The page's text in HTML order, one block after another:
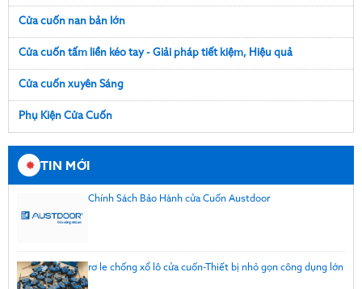
Cửa cuốn nan bản lớn
Cửa cuốn tấm liền kéo tay - Giải pháp tiết kiệm, Hiệu quả
Cửa cuốn xuyên Sáng
Phụ Kiện Cửa Cuốn
TIN MỚI
Chính Sách Bảo Hành cửa Cuốn Austdoor
rơ le chống xổ lô cửa cuốn-Thiết bị nhỏ gọn công dụng lớn